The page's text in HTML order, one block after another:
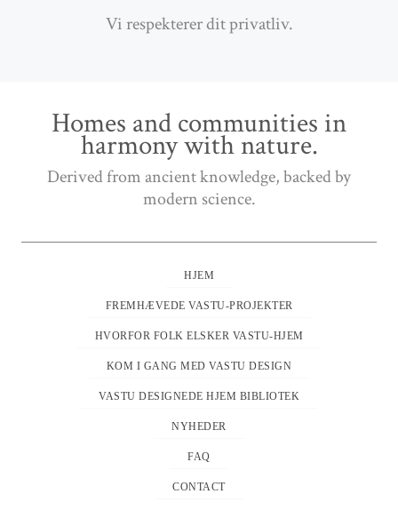
Vi respekterer dit privatliv.
Homes and communities in
harmony with nature.
Derived from ancient knowledge, backed by
modern science.
HJEM
FREMHÆVEDE VASTU-PROJEKTER
HVORFOR FOLK ELSKER VASTU-HJEM
KOM I GANG MED VASTU DESIGN
VASTU DESIGNEDE HJEM BIBLIOTEK
NYHEDER
FAQ
CONTACT